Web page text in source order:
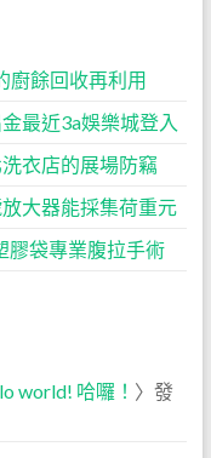
廚餘回收再利用
最近3a娛樂城登入
衣店的展場防竊
大器能採集荷重元
膠袋專業腹拉手術
world! 哈囉！ 〉發